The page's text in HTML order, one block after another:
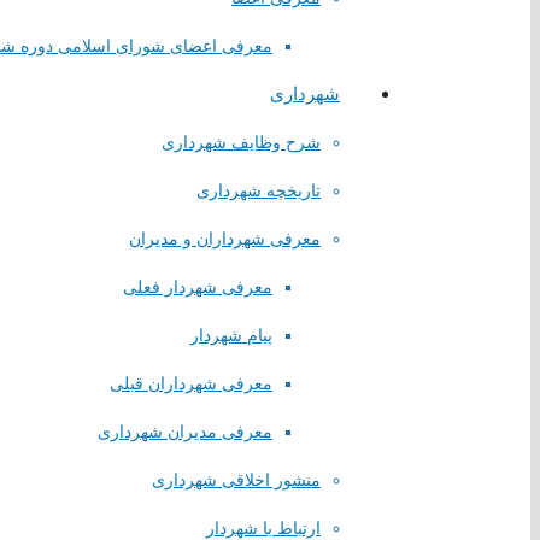
معرفی اعضای شورای اسلامی دوره
شهرداری
شرح وظایف شهرداری
تاریخچه شهرداری
معرفی شهرداران و مدیران
معرفی شهردار فعلی
پیام شهردار
معرفی شهرداران قبلی
معرفی مدیران شهرداری
منشور اخلاقی شهرداری
ارتباط با شهردارپایگاه اطلاع رسانی ریاست جمهوری